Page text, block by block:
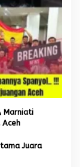
Marniati
Aceh
Juara